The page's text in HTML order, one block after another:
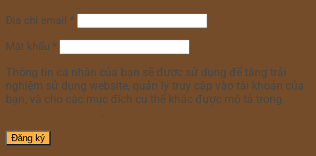
Địa chỉ email *
Mật khẩu *
Thông tin cá nhân của bạn sẽ được sử dụng để tăng trải
nghiệm sử dụng website, quản lý truy cập vào tài khoản của
bạn, và cho các mục đích cụ thể khác được mô tả trong
Đăng ký